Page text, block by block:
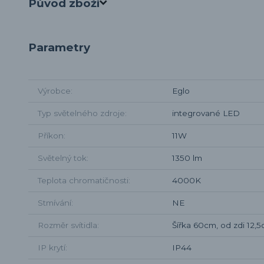
Původ zboží
Parametry
Výrobce Eglo
Typ světelného zdroje integrované LED
Příkon 11W
Světelný tok 1350 lm
Teplota chromatičnosti 4000K
Stmívání NE
Rozměr svítidla Šířka 60cm, od zdi
IP krytí IP44